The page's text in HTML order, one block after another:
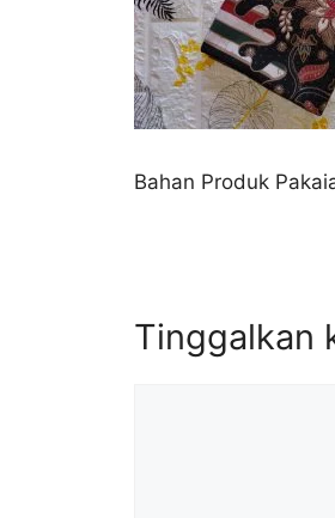
Bahan Produk
Tinggalkan